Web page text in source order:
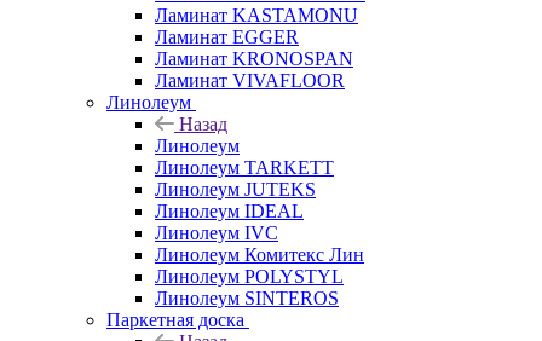
Ламинат KASTAMONU
Ламинат EGGER
Ламинат KRONOSPAN
Ламинат VIVAFLOOR
Линолеум
Назад
Линолеум
Линолеум TARKETT
Линолеум JUTEKS
Линолеум IDEAL
Линолеум IVC
Линолеум Комитекс Лин
Линолеум POLYSTYL
Линолеум SINTEROS
Паркетная доска